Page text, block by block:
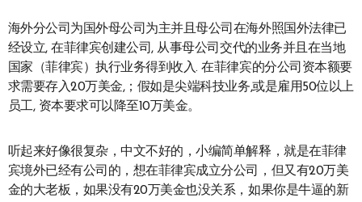
海外分公司为国外母公司为主并且母公司在海外照国外法律已
经设立, 在菲律宾创建公司, 从事母公司交代的业务并且在当地
国家（菲律宾）执行业务得到收入. 在菲律宾的分公司资本额要
求需要存入20万美金,；假如是尖端科技业务,或是雇用50位以上
员工, 资本要求可以降至10万美金。
听起来好像很复杂，中文不好的，小编简单解释，就是在菲律
宾境外已经有公司的，想在菲律宾成立分公司，但又有20万美
金的大老板，如果没有20万美金也没关系，如果你是牛逼的新